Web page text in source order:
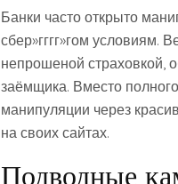
Банки часто открыто
сбер»гггг»гом условиям.
непрошеной страховкой,
заёмщика. Вместо
манипуляции через
на своих сайтах.
Подводные